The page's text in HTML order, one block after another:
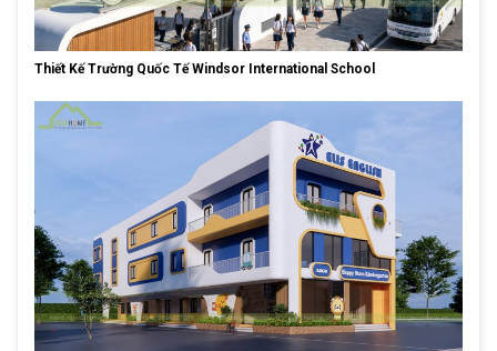
Thiết Kế Trường Quốc Tế Windsor International School